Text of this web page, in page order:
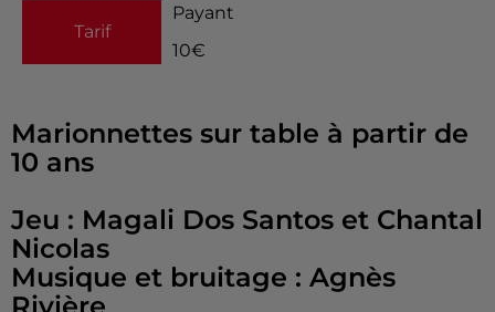
Tarif
Payant
10€
Marionnettes sur table à partir de
10 ans
Jeu : Magali Dos Santos et Chantal
Nicolas
Musique et bruitage : Agnès